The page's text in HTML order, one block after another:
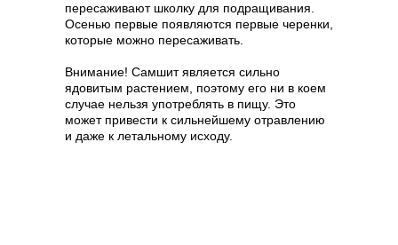
пересаживают школку для подращивания.
Осенью первые появляются первые черенки,
которые можно пересаживать.
Внимание! Самшит является сильно
ядовитым растением, поэтому его ни в коем
случае нельзя употреблять в пищу. Это
может привести к сильнейшему отравлению
и даже к летальному исходу.